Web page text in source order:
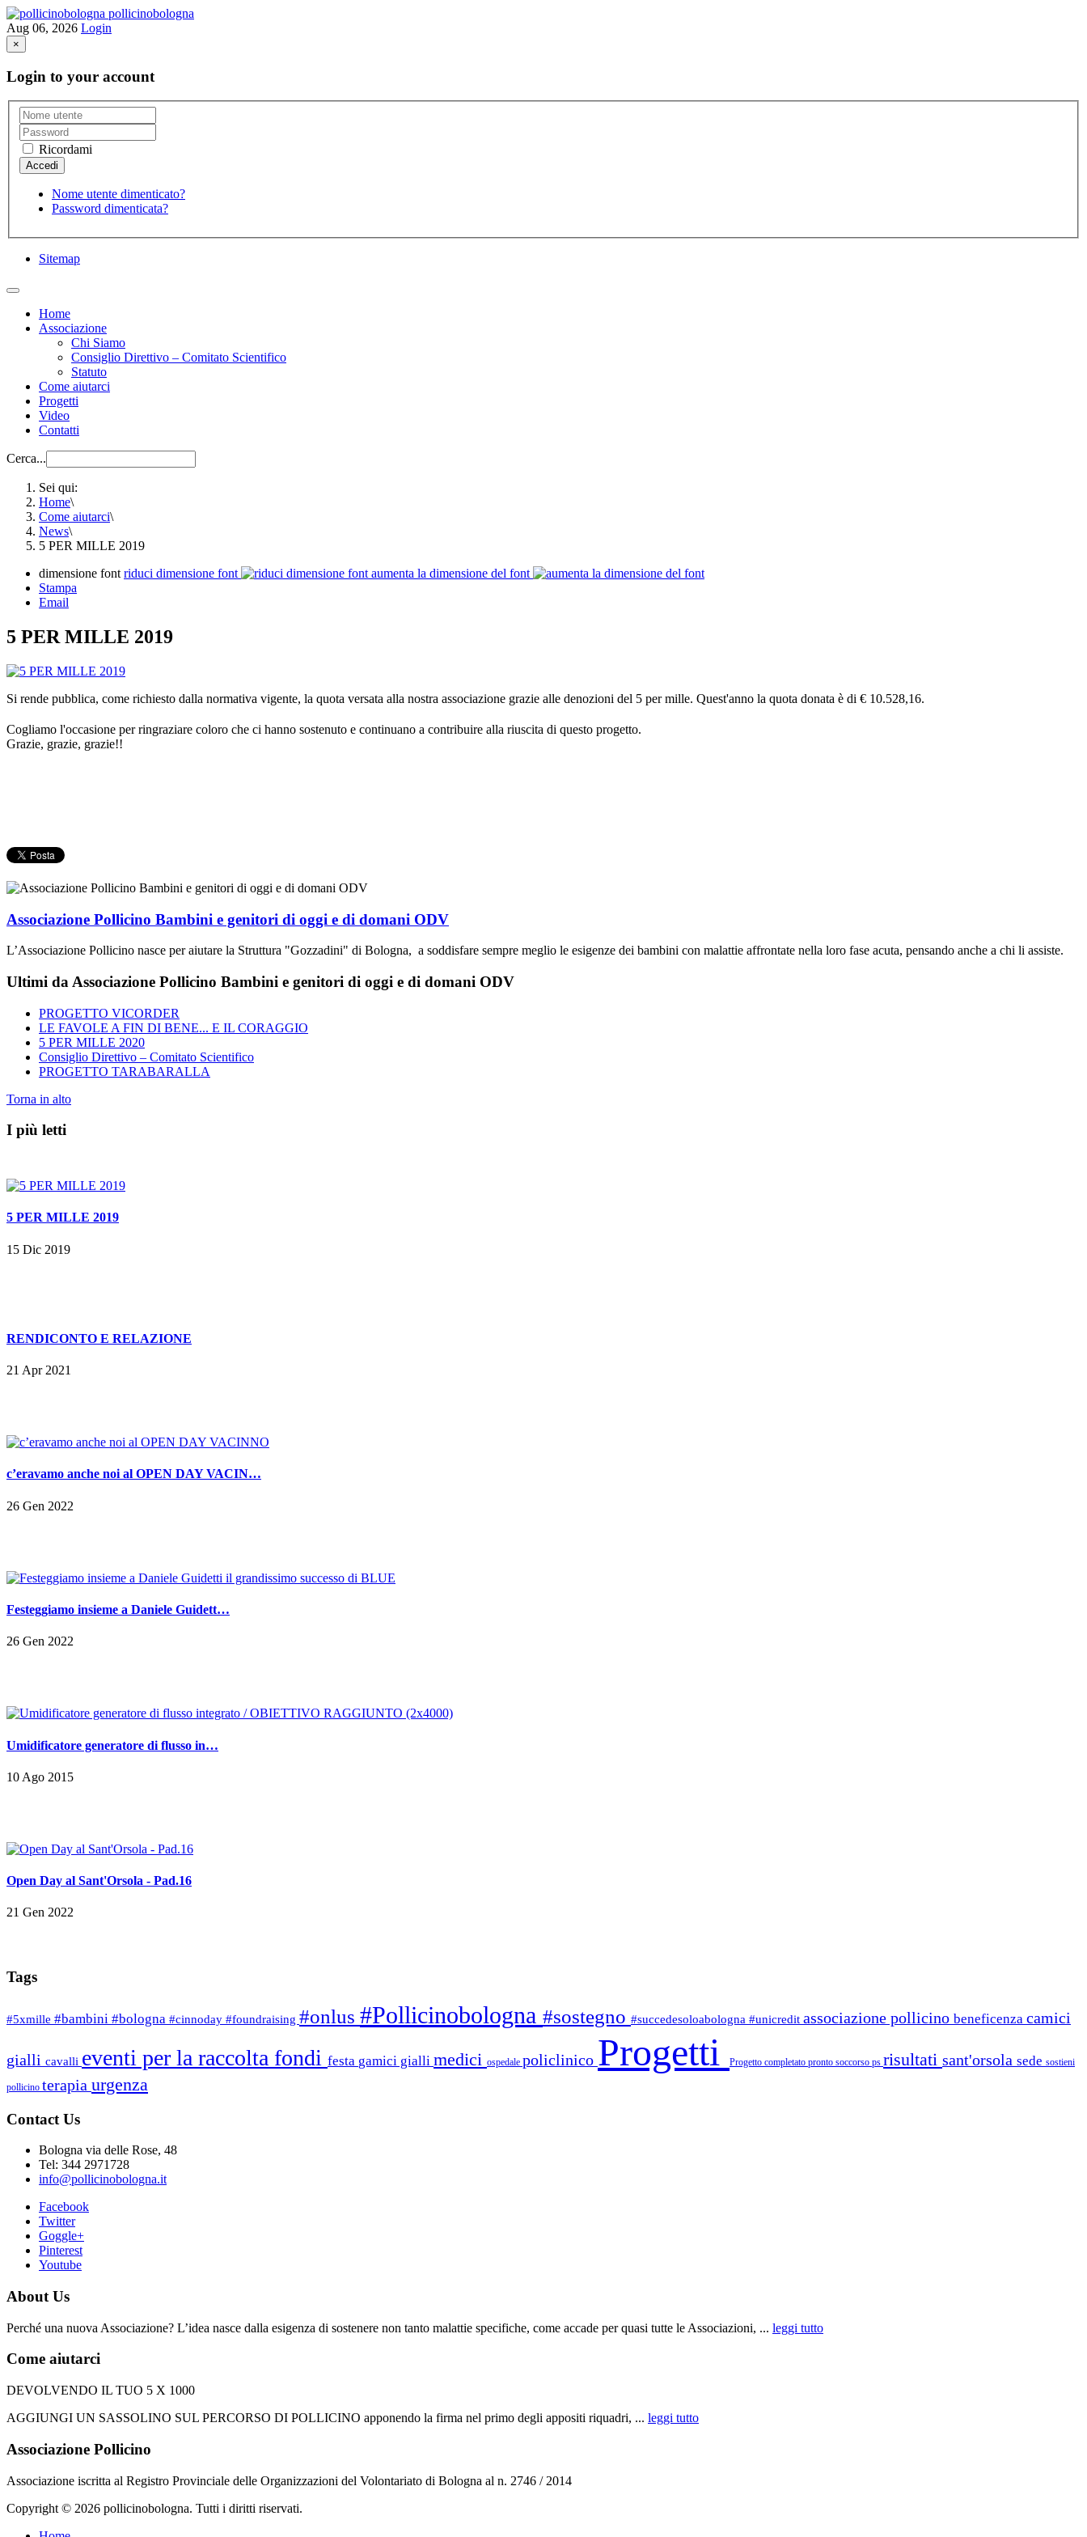
pollicinobologna
Aug 06, 2026 Login
×
Login to your account
Ricordami
Nome utente dimenticato?
Password dimenticata?
Sitemap
Home
Associazione
Chi Siamo
Consiglio Direttivo – Comitato Scientifico
Statuto
Come aiutarci
Progetti
Video
Contatti
Cerca...
Sei qui:
Home\
Come aiutarci\
News\
5 PER MILLE 2019
dimensione font riduci dimensione font
aumenta la dimensione del font
Stampa
Email
5 PER MILLE 2019
Si rende pubblica, come richiesto dalla normativa vigente, la quota versata alla nostra associazione grazie alle denozioni del 5 per mille. Quest'anno la quota donata è di € 10.528,16.
Cogliamo l'occasione per ringraziare coloro che ci hanno sostenuto e continuano a contribuire alla riuscita di questo progetto.
Grazie, grazie, grazie!!
Associazione Pollicino Bambini e genitori di oggi e di domani ODV
L’Associazione Pollicino nasce per aiutare la Struttura "Gozzadini" di Bologna, a soddisfare sempre meglio le esigenze dei bambini con malattie affrontate nella loro fase acuta, pensando anche a chi li assiste.
Ultimi da Associazione Pollicino Bambini e genitori di oggi e di domani ODV
PROGETTO VICORDER
LE FAVOLE A FIN DI BENE... E IL CORAGGIO
5 PER MILLE 2020
Consiglio Direttivo – Comitato Scientifico
PROGETTO TARABARALLA
Torna in alto
I più letti
5 PER MILLE 2019
15 Dic 2019
RENDICONTO E RELAZIONE
21 Apr 2021
c’eravamo anche noi al OPEN DAY VACIN…
26 Gen 2022
Festeggiamo insieme a Daniele Guidett…
26 Gen 2022
Umidificatore generatore di flusso in…
10 Ago 2015
Open Day al Sant'Orsola - Pad.16
21 Gen 2022
Tags
#5xmille #bambini #bologna #cinnoday #foundraising #onlus #Pollicinobologna #sostegno #succedesoloabologna #unicredit associazione pollicino beneficenza camici
gialli cavalli eventi per la raccolta fondi festa gamici gialli medici ospedale policlinico Progetti Progetto completato pronto soccorso ps risultati sant'orsola sede sostieni
pollicino terapia urgenza
Contact Us
Bologna via delle Rose, 48
Tel: 344 2971728
info@pollicinobologna.it
Facebook
Twitter
Goggle+
Pinterest
Youtube
About Us
Perché una nuova Associazione? L’idea nasce dalla esigenza di sostenere non tanto malattie specifiche, come accade per quasi tutte le Associazioni, ... leggi tutto
Come aiutarci
DEVOLVENDO IL TUO 5 X 1000
AGGIUNGI UN SASSOLINO SUL PERCORSO DI POLLICINO apponendo la firma nel primo degli appositi riquadri, ... leggi tutto
Associazione Pollicino
Associazione iscritta al Registro Provinciale delle Organizzazioni del Volontariato di Bologna al n. 2746 / 2014
Copyright © 2026 pollicinobologna. Tutti i diritti riservati.